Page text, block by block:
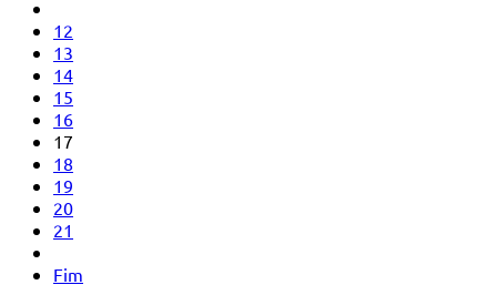
12
13
14
15
16
17
18
19
20
21
Fim